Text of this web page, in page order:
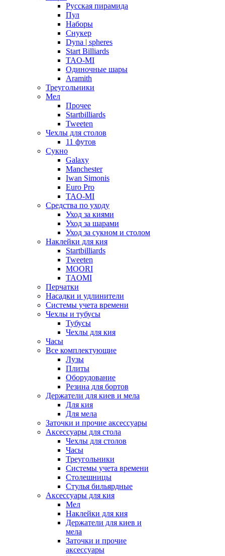
Русская пирамида
Пул
Наборы
Снукер
Dyna | spheres
Start Billiards
TAO-MI
Одиночные шары
Aramith
Треугольники
Мел
Прочее
Startbilliards
Tweeten
Чехлы для столов
11 футов
Сукно
Galaxy
Manchester
Iwan Simonis
Euro Pro
TAO-MI
Средства по уходу
Уход за киями
Уход за шарами
Уход за сукном и столом
Наклейки для кия
Startbilliards
Tweeten
MOORI
TAOMI
Перчатки
Насадки и удлинители
Системы учета времени
Чехлы и тубусы
Тубусы
Чехлы для кия
Часы
Все комплектующие
Лузы
Плиты
Оборудование
Резина для бортов
Держатели для киев и мела
Для кия
Для мела
Заточки и прочие аксессуары
Аксессуары для стола
Чехлы для столов
Часы
Треугольники
Системы учета времени
Столешницы
Стулья бильярдные
Аксессуары для кия
Мел
Наклейки для кия
Держатели для киев и
мела
Заточки и прочие
аксессуары